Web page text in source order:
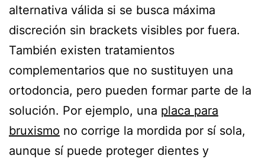
alternativa válida si se busca máxima
discreción sin brackets visibles por fuera.
También existen tratamientos
complementarios que no sustituyen una
ortodoncia, pero pueden formar parte de la
solución. Por ejemplo, una placa para
bruxismo no corrige la mordida por sí sola,
aunque sí puede proteger dientes y